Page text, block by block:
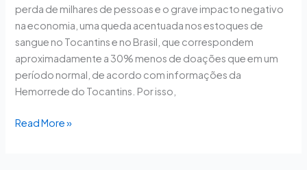
perda de milhares de pessoas e o grave impacto negativo
na economia, uma queda acentuada nos estoques de
sangue no Tocantins e no Brasil, que correspondem
aproximadamente a 30% menos de doações que em um
período normal, de acordo com informações da
Hemorrede do Tocantins. Por isso,
Read More »